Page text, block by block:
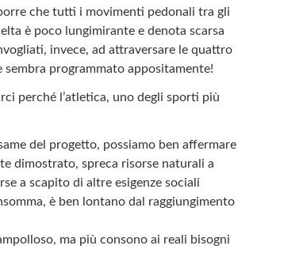
che tutti i movimenti pedonali tra gli
è poco lungimirante e denota scarsa
invece, ad attraversare le quattro
sembra programmato appositamente!
perché l’atletica, uno degli sporti più
del progetto, possiamo ben affermare
dimostrato, spreca risorse naturali a
a scapito di altre esigenze sociali
è ben lontano dal raggiungimento
ma più consono ai reali bisogni